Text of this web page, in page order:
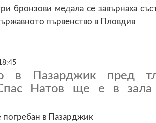
бронзови медала се завърнаха
първенство в Пловдив
в Пазарджик пред
Натов ще е в зала
в Пазарджик